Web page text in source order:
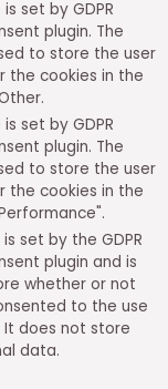
set by GDPR
plugin. The
to store the user
the cookies in the
set by GDPR
plugin. The
to store the user
the cookies in the
set by the GDPR
plugin and is
whether or not
to the use
It does not store
data.